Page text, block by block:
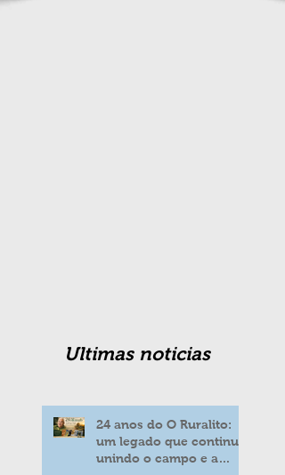
Ultimas noticias
24 anos do O Ruralito:
um legado que continua
unindo o campo e a